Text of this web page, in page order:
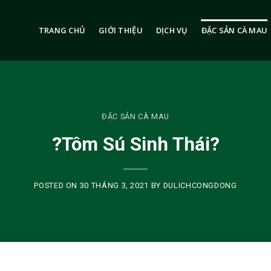
TRANG CHỦ GIỚI THIỆU DỊCH VỤ ĐẶC SẢN CÀ MAU
ĐẶC SẢN CÀ MAU
?Tôm Sú Sinh Thái?
POSTED ON 30 THÁNG 3, 2021 BY DULICHCONGDONG